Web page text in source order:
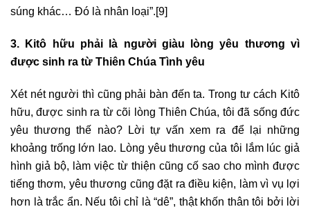
súng khác… Đó là nhân loại”.[9]
3. Kitô hữu phải là người giàu lòng yêu thương vì
được sinh ra từ Thiên Chúa Tình yêu
Xét nét người thì cũng phải bàn đến ta. Trong tư cách Kitô
hữu, được sinh ra từ cõi lòng Thiên Chúa, tôi đã sống đức
yêu thương thế nào? Lời tự vấn xem ra để lại những
khoảng trống lớn lao. Lòng yêu thương của tôi lắm lúc giả
hình giả bộ, làm việc từ thiện cũng cố sao cho mình được
tiếng thơm, yêu thương cũng đặt ra điều kiện, làm vì vụ lợi
hơn là trắc ẩn. Nếu tôi chỉ là “dê”, thật khốn thân tôi bởi lời